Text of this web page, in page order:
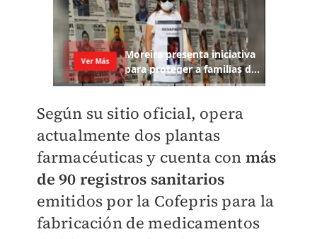
Según su sitio oficial, opera
actualmente dos plantas
farmacéuticas y cuenta con más
de 90 registros sanitarios
emitidos por la Cofepris para la
fabricación de medicamentos